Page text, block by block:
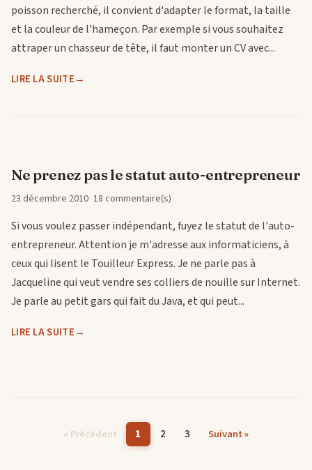
poisson recherché, il convient d'adapter le format, la taille
et la couleur de l'hameçon. Par exemple si vous souhaitez
attraper un chasseur de tête, il faut monter un CV avec...
LIRE LA SUITE
Ne prenez pas le statut auto-entrepreneur
23 décembre 2010 18 commentaire(s)
Si vous voulez passer indépendant, fuyez le statut de l'auto-
entrepreneur. Attention je m'adresse aux informaticiens, à
ceux qui lisent le Touilleur Express. Je ne parle pas à
Jacqueline qui veut vendre ses colliers de nouille sur Internet.
Je parle au petit gars qui fait du Java, et qui peut...
LIRE LA SUITE
« Précédent 1 2 3 Suivant »